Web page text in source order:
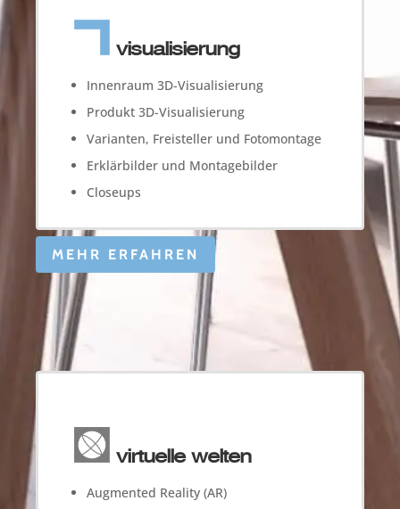
visualisierung
Innenraum 3D-Visualisierung
Produkt 3D-Visualisierung
Varianten, Freisteller und Fotomontage
Erklärbilder und Montagebilder
Closeups
MEHR ERFAHREN
virtuelle welten
Augmented Reality (AR)